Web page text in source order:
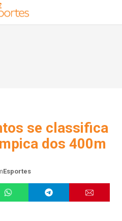
se classifica
dos 400m
Esportes